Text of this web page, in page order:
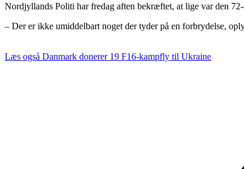
Nordjyllands Politi har fredag aften bekræftet, at lige var den
– Der er ikke umiddelbart noget der tyder på en forbrydelse,
Læs også Danmark donerer 19 F16-kampfly til Ukraine